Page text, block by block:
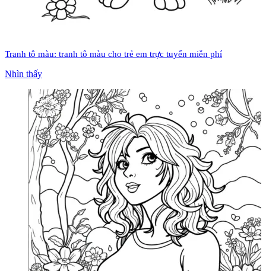
Tranh tô màu: tranh tô màu cho trẻ em trực tuyến miễn phí
Nhìn thấy